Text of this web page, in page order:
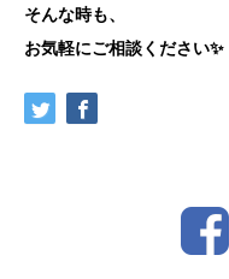
そんな時も、
お気軽にご相談ください✨